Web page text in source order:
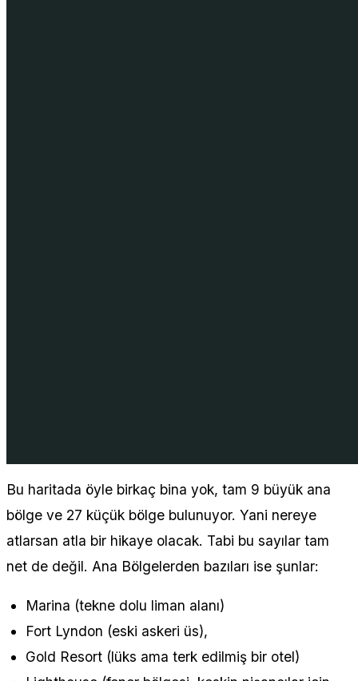
Bu haritada öyle birkaç bina yok, tam 9 büyük ana
bölge ve 27 küçük bölge bulunuyor. Yani nereye
atlarsan atla bir hikaye olacak. Tabi bu sayılar tam
net de değil. Ana Bölgelerden bazıları ise şunlar:
Marina (tekne dolu liman alanı)
Fort Lyndon (eski askeri üs),
Gold Resort (lüks ama terk edilmiş bir otel)